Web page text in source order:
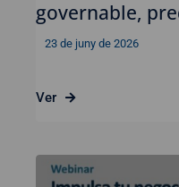
governable,
23 de juny de 2026
Ver